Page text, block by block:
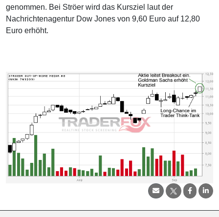
genommen. Bei Ströer wird das Kursziel laut der
Nachrichtenagentur Dow Jones von 9,60 Euro auf 12,80
Euro erhöht.